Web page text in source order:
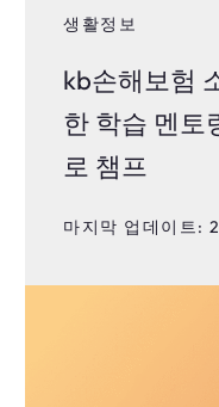
생활정보
kb손해보험
한 학습 멘토
로 챔프
마지막 업데이트: